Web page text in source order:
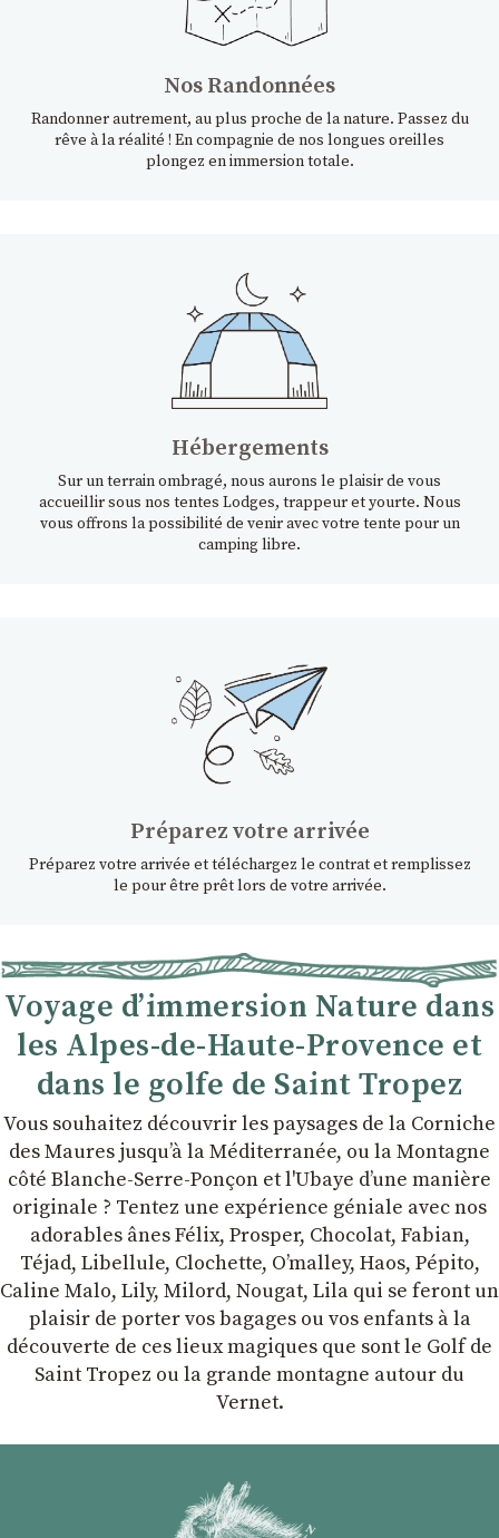
Nos Randonnées
Randonner autrement, au plus proche de la nature. Passez du
rêve à la réalité ! En compagnie de nos longues oreilles
plongez en immersion totale.
Hébergements
Sur un terrain ombragé, nous aurons le plaisir de vous
accueillir sous nos tentes Lodges, trappeur et yourte. Nous
vous offrons la possibilité de venir avec votre tente pour un
camping libre.
Préparez votre arrivée
Préparez votre arrivée et téléchargez le contrat et remplissez
le pour être prêt lors de votre arrivée.
Voyage d’immersion Nature dans
les Alpes-de-Haute-Provence et
dans le golfe de Saint Tropez
Vous souhaitez découvrir les paysages de la Corniche
des Maures jusqu’à la Méditerranée, ou la Montagne
côté Blanche-Serre-Ponçon et l'Ubaye dʼune manière
originale ? Tentez une expérience géniale avec nos
adorables ânes Félix, Prosper, Chocolat, Fabian,
Téjad, Libellule, Clochette, Oʼmalley, Haos, Pépito,
Caline Malo, Lily, Milord, Nougat, Lila qui se feront un
plaisir de porter vos bagages ou vos enfants à la
découverte de ces lieux magiques que sont le Golf de
Saint Tropez ou la grande montagne autour du
Vernet.